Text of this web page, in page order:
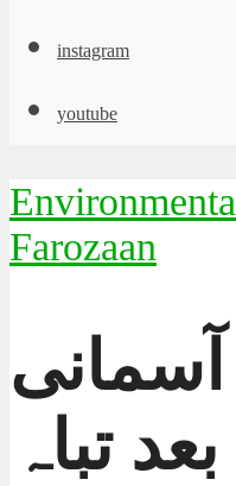
instagram
youtube
Farozaan
آسمانی
تباہ